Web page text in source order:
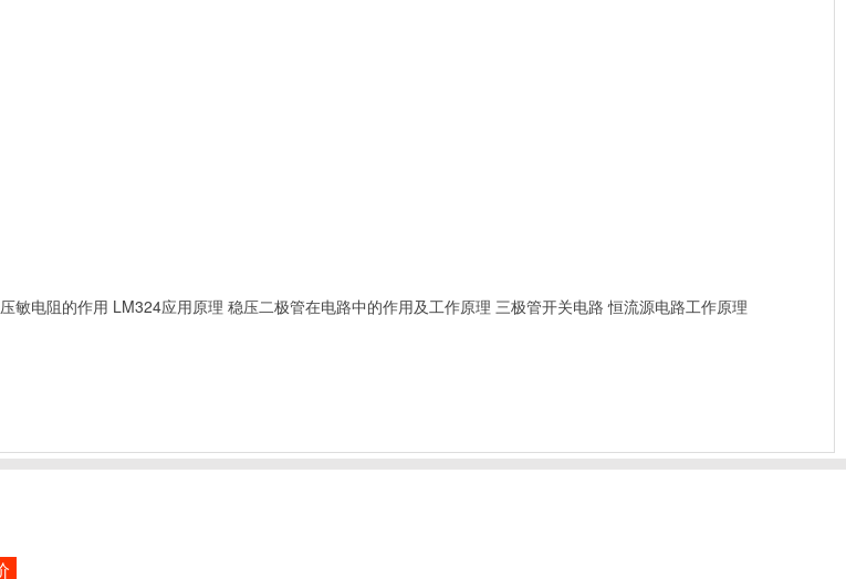
压敏电阻的作用 LM324应用原理 稳压二极管在电路中的作用及工作原理 三极管开关电路 恒流源电路工作原理